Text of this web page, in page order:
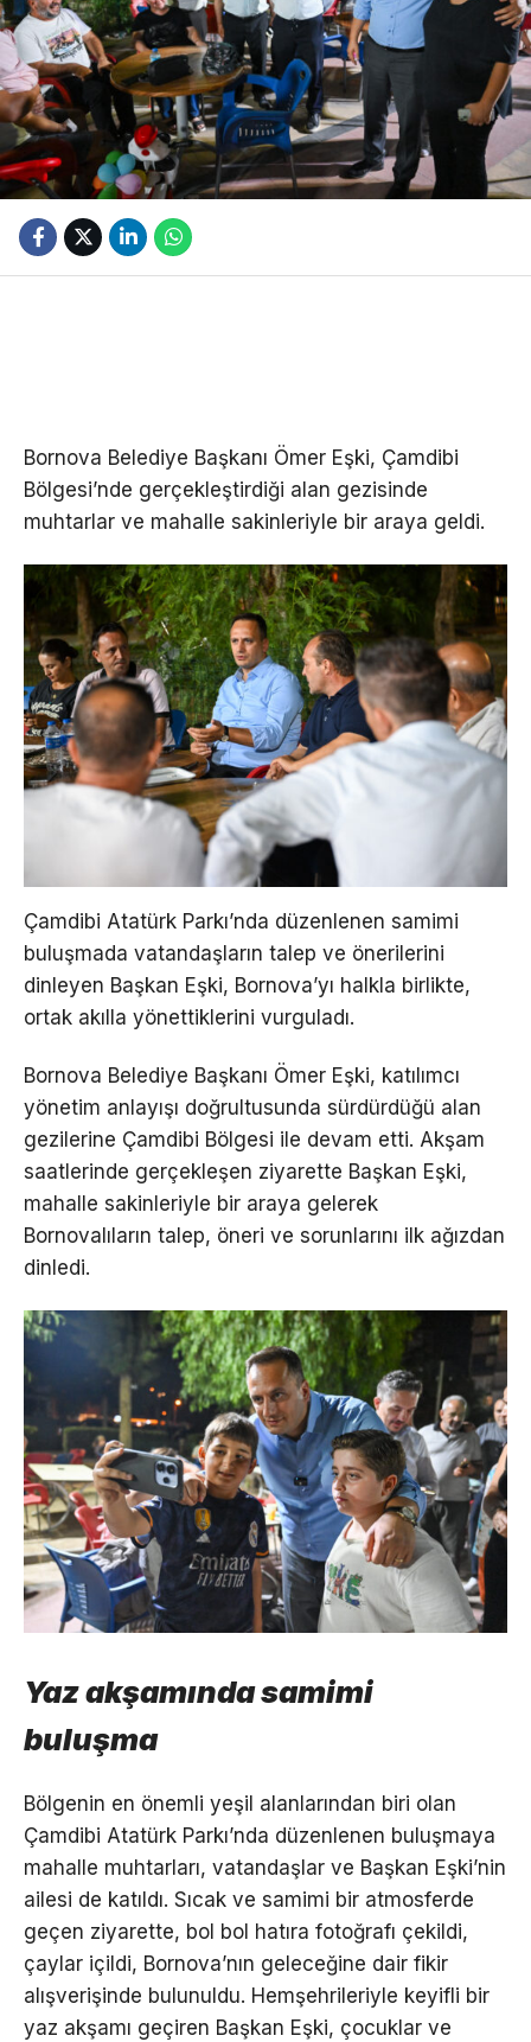
Bornova Belediye Başkanı Ömer Eşki, Çamdibi
Bölgesi’nde gerçekleştirdiği alan gezisinde
muhtarlar ve mahalle sakinleriyle bir araya geldi.
Çamdibi Atatürk Parkı’nda düzenlenen samimi
buluşmada vatandaşların talep ve önerilerini
dinleyen Başkan Eşki, Bornova’yı halkla birlikte,
ortak akılla yönettiklerini vurguladı.
Bornova Belediye Başkanı Ömer Eşki, katılımcı
yönetim anlayışı doğrultusunda sürdürdüğü alan
gezilerine Çamdibi Bölgesi ile devam etti. Akşam
saatlerinde gerçekleşen ziyarette Başkan Eşki,
mahalle sakinleriyle bir araya gelerek
Bornovalıların talep, öneri ve sorunlarını ilk ağızdan
dinledi.
Yaz akşamında samimi
buluşma
Bölgenin en önemli yeşil alanlarından biri olan
Çamdibi Atatürk Parkı’nda düzenlenen buluşmaya
mahalle muhtarları, vatandaşlar ve Başkan Eşki’nin
ailesi de katıldı. Sıcak ve samimi bir atmosferde
geçen ziyarette, bol bol hatıra fotoğrafı çekildi,
çaylar içildi, Bornova’nın geleceğine dair fikir
alışverişinde bulunuldu. Hemşehrileriyle keyifli bir
yaz akşamı geçiren Başkan Eşki, çocuklar ve